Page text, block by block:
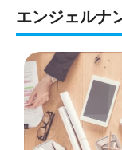
エンジェルナ